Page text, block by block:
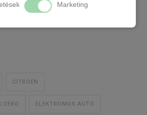
Marketing
TEMPOMAT
CITROËN
ZERO ELEKTROMOS AUTÓ